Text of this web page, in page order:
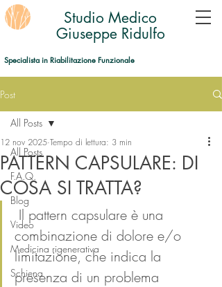
Specialista in Riabilitazione Funzionale
Studio Medico
Giuseppe Ridulfo
Post
All Posts
F.A.Q.
Blog
Video
Medicina rigenerativa
Schiena
All Posts
PATTERN CAPSULARE: DI
COSA SI TRATTA?
12 nov 2025 Tempo di lettura: 3 min
Il pattern capsulare è una
combinazione di dolore e/o
limitazione, che indica la
presenza di un problema